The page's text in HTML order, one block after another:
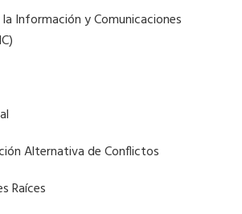
Información y Comunicaciones
Alternativa de Conflictos
Raíces